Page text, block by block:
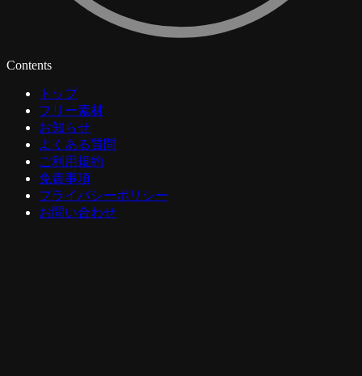
Contents
トップ
フリー素材
お知らせ
よくある質問
ご利用規約
免責事項
プライバシーポリシー
お問い合わせ